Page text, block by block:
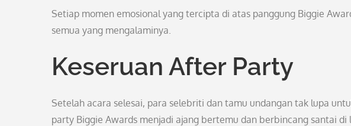
Setiap momen emosional yang tercipta di atas panggung Biggie
semua yang mengalaminya.
Keseruan After Party
Setelah acara selesai, para selebriti dan tamu undangan tak lupa
party Biggie Awards menjadi ajang bertemu dan berbincang santai di